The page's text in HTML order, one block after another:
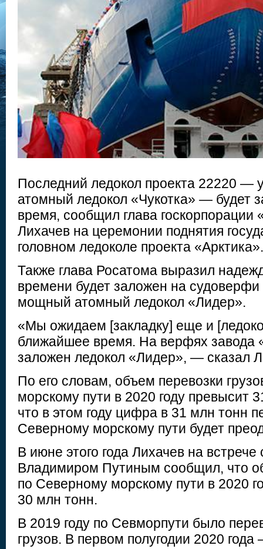
Последний ледокол проекта 22220 —
атомный ледокол «Чукотка» — будет
время, сообщил глава госкорпорации
Лихачев на церемонии поднятия
головном ледоколе проекта «Арктика».
Также глава Росатома выразил
времени будет заложен на
мощный атомный ледокол «Лидер».
«Мы ожидаем [закладку] еще и
ближайшее время. На верфях завода
заложен ледокол «Лидер», — сказал
По его словам, объем перевозки
морскому пути в 2020 году превысит
что в этом году цифра в 31 млн тонн
Северному морскому пути будет
В июне этого года Лихачев на
Владимиром Путиным сообщил, что
по Северному морскому пути в 2020
30 млн тонн.
В 2019 году по Севморпути было
грузов. В первом полугодии 2020